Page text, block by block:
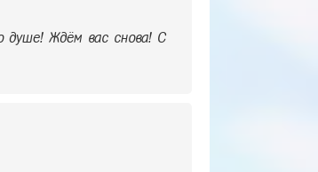
душе! Ждём вас снова! С